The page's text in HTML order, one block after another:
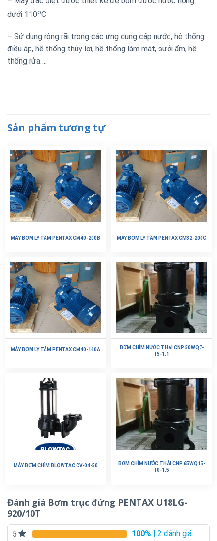
dưới 110oC
– Sử dụng rộng rãi trong các ứng dụng cấp nước, hệ thống
điều áp, hệ thống thủy lợi, hệ thống làm mát, sưởi ấm, hệ
thống rửa….
Sản phẩm tương tự
MÁY BƠM LY TÂM PENTAX CM40-200B MÁY BƠM LY TÂM PENTAX CM32-200C
MÁY BƠM LY TÂM PENTAX CM40-160A
BƠM CHÌM NƯỚC THẢI CNP 50WQ7-
15-1.1
MÁY BƠM CHÌM BLOWTAC CV-04-50
BƠM CHÌM NƯỚC THẢI CNP 65WQ15-
10-1.5
Đánh giá Bơm trục đứng PENTAX U18LG-
920/10T
5 100% | 2 đánh giá